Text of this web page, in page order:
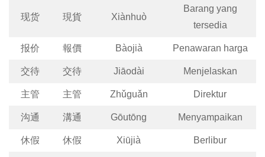
现货 現貨 Xiànhuò
Barang yang
tersedia
报价 報價 Bàojià Penawaran harga
交待 交待 Jiāodài Menjelaskan
主管 主管 Zhǔguǎn Direktur
沟通 溝通 Gōutōng Menyampaikan
休假 休假 Xiūjià Berlibur